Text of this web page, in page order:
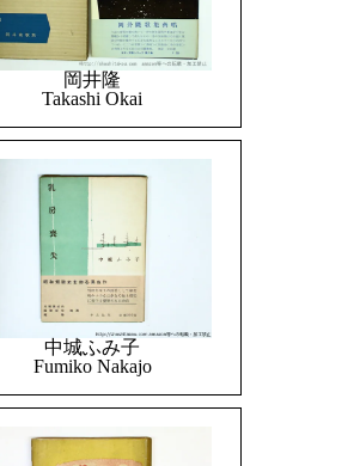
岡井隆
Takashi Okai
中城ふみ子
Fumiko Nakajo